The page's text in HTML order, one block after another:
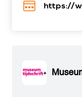
https://